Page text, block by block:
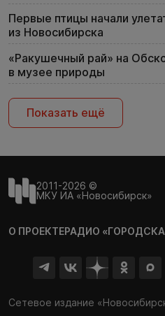
Первые птицы начали
из Новосибирска
«Ракушечный рай» на
в музее природы
Показать ещё
2011-2026 ©
МКУ ИА «Новосибирск»
О ПРОЕКТЕРАДИО
Сетевое издание